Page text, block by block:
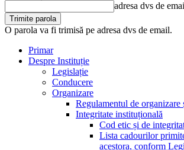
adresa dvs de
O parola va fi trimisă pe adresa dvs de email.
Primar
Despre Instituție
Legislație
Conducere
Organizare
Regulamentul de organizare
Integritate instituțională
Cod etic și de
Lista cadourilor
acestora, conform